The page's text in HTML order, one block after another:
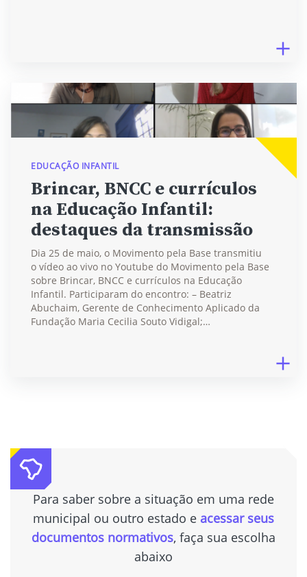
EDUCAÇÃO INFANTIL
Brincar, BNCC e currículos
na Educação Infantil:
destaques da transmissão
Dia 25 de maio, o Movimento pela Base transmitiu
o vídeo ao vivo no Youtube do Movimento pela Base
sobre Brincar, BNCC e currículos na Educação
Infantil. Participaram do encontro: – Beatriz
Abuchaim, Gerente de Conhecimento Aplicado da
Fundação Maria Cecilia Souto Vidigal;…
Para saber sobre a situação em uma rede
municipal ou outro estado e acessar seus
documentos normativos, faça sua escolha
abaixo